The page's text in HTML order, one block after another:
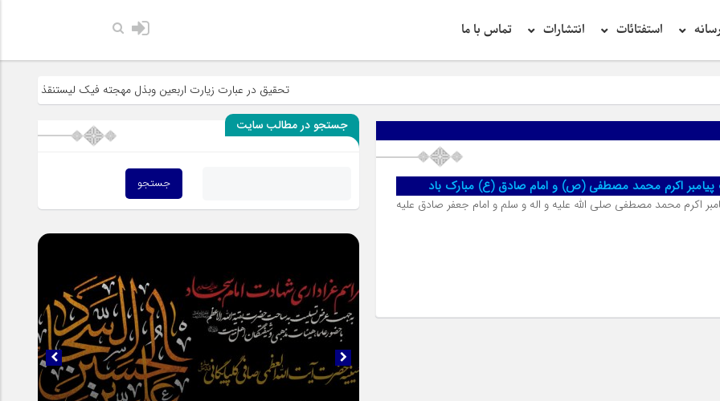
استفتائات انتشارات تماس با ما
تحقیق در عبارت زیارت اربعین وبذل مهجته فیک لیستنقذ عبادک من
اکرم محمد مصطفی (ص) و امام صادق (ع) مبارک باد
اکرم محمد مصطفی صلی الله علیه و اله و سلم و امام جعفر صادق علیه
جستجو در مطالب سایت